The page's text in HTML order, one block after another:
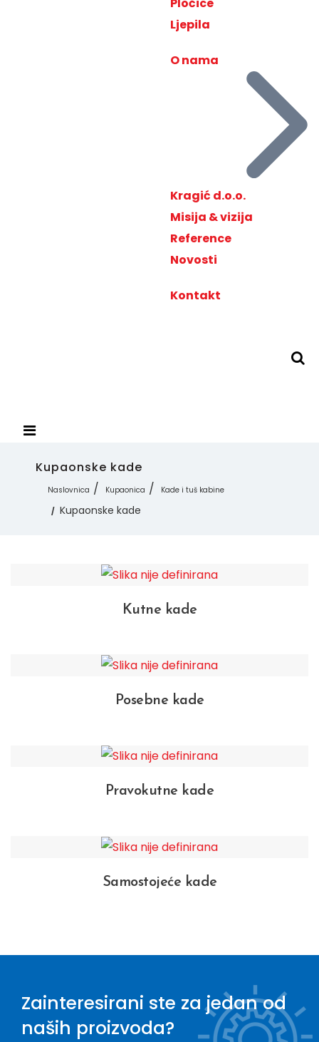
Ljepila
O nama
Kragić d.o.o.
Misija & vizija
Reference
Novosti
Kontakt
Kupaonske kade
Naslovnica Kupaonica Kade i tuš kabine
Kupaonske kade
Kutne kade
Posebne kade
Pravokutne kade
Samostojeće kade
Zainteresirani ste za jedan od
naših proizvoda?